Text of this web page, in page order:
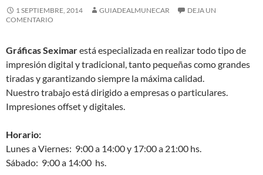
1 SEPTIEMBRE, 2014 GUIADEALMUNECAR
DEJA UN
COMENTARIO
Gráficas Seximarestá especializada en realizar todo tipo de
impresión digital y tradicional, tanto pequeñas como grandes
tiradas y garantizando siempre la máxima calidad.
Nuestro trabajo está dirigido a empresas o particulares.
Impresiones offset y digitales.
Horario:
Lunes a Viernes: 9:00 a 14:00 y 17:00 a 21:00 hs.
Sábado: 9:00 a 14:00 hs.